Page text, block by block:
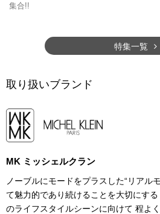
集合!!
特集一覧
取り扱いブランド
MK ミッシェルクラン
ノーブルにモードをプラスした“リアル
て魅力的であり続けることを大切にす
のライフスタイルシーンに向けて 程よ